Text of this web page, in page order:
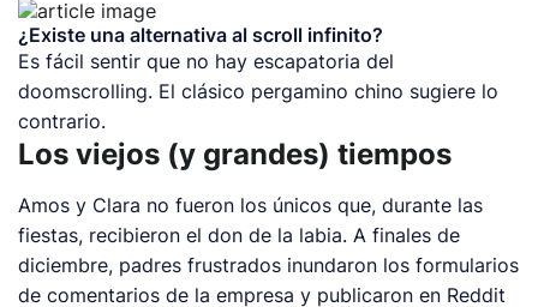
¿Existe una alternativa al scroll infinito?
Es fácil sentir que no hay escapatoria del
doomscrolling. El clásico pergamino chino sugiere lo
contrario.
Los viejos (y grandes) tiempos
Amos y Clara no fueron los únicos que, durante las
fiestas, recibieron el don de la labia. A finales de
diciembre, padres frustrados inundaron los formularios
de comentarios de la empresa y publicaron en Reddit